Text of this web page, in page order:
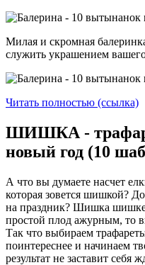
Милая и скромная
служить украшением
Читать полностью (ссылка)
ШИШКА -
новый год (10
А что вы думаете насчет
которая зовется шишкой?
на праздник? Шишка шишке
простой плод ажурным, то
Так что выбираем
поинтереснее и начинаем
результат не заставит себя